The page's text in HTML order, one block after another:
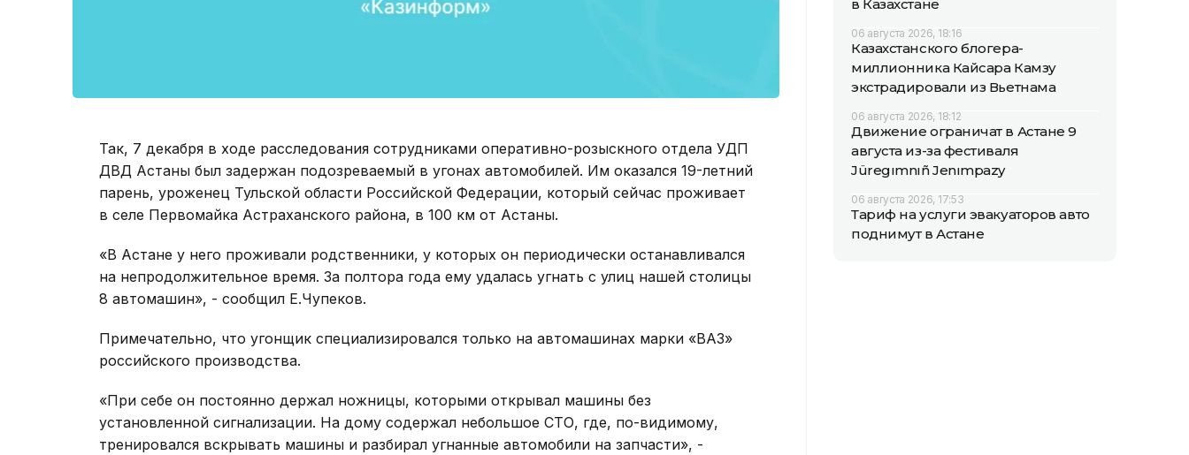
Так, 7 декабря в ходе расследования сотрудниками оперативно-розыскного отдела УДП
ДВД Астаны был задержан подозреваемый в угонах автомобилей. Им оказался 19-летний
парень, уроженец Тульской области Российской Федерации, который сейчас проживает
в селе Первомайка Астраханского района, в 100 км от Астаны.
«В Астане у него проживали родственники, у которых он периодически останавливался
на непродолжительное время. За полтора года ему удалась угнать с улиц нашей столицы
8 автомашин», - сообщил Е.Чупеков.
Примечательно, что угонщик специализировался только на автомашинах марки «ВАЗ»
российского производства.
«При себе он постоянно держал ножницы, которыми открывал машины без
установленной сигнализации. На дому содержал небольшое СТО, где, по-видимому,
тренировался вскрывать машины и разбирал угнанные автомобили на запчасти», -
в Казахстане
06 августа 2026, 18:16
Казахстанского блогера-
миллионника Кайсара Камзу
экстрадировали из Вьетнама
06 августа 2026, 18:12
Движение ограничат в Астане 9
августа из-за фестиваля
Jüregımnıñ Jenımpazy
06 августа 2026, 17:53
Тариф на услуги эвакуаторов авто
поднимут в Астане